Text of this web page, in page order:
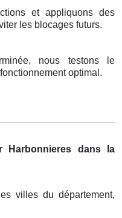
et appliquons des
les blocages futurs.
nous testons le
optimal.
Harbonnieres dans la
villes du département,